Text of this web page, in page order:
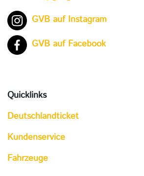
GVB auf Instagram
GVB auf Facebook
Quicklinks
Deutschlandticket
Kundenservice
Fahrzeuge